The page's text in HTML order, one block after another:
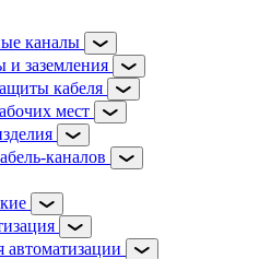
каналы
заземления
кабеля
мест
каналов